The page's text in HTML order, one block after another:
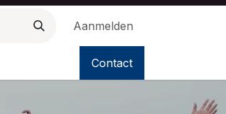
Aanmelden
Contact